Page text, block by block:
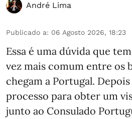
André Lima
Publicado a: 06 Agosto 2026, 18:23
Essa é uma dúvida que
vez mais comum entre os
chegam a Portugal.
processo para obter um
junto ao Consulado